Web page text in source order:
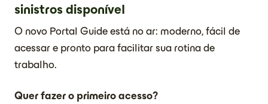
sinistros disponível
O novo Portal Guide está no ar: moderno, fácil de
acessar e pronto para facilitar sua rotina de
trabalho.
Quer fazer o primeiro acesso?